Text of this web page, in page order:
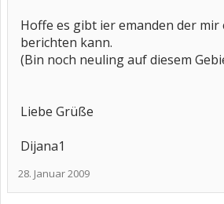
Hoffe es gibt ier emanden der
berichten kann.
(Bin noch neuling auf diesem
Liebe Grüße
Dijana1
28. Januar 2009